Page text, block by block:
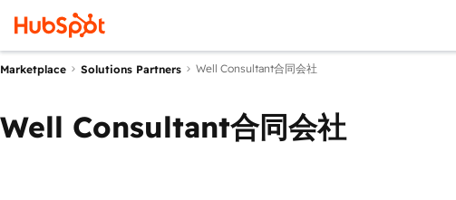
Marketplace Solutions Partners Well Consultant合同会社
Well Consultant合同会社